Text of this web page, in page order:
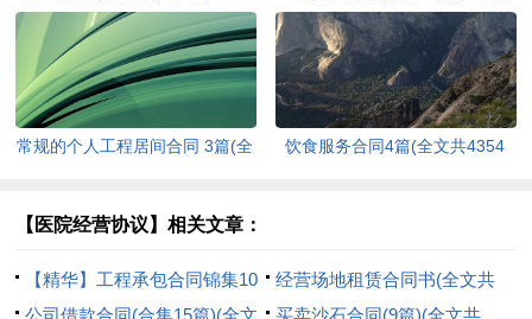
字)
22580字)
常规的个人工程居间合同 3篇(全
饮食服务合同4篇(全文共4354
【医院经营协议】相关文章：
【精华】工程承包合同锦集10
篇(全文共26887字)
经营场地租赁合同书(全文共
1626字)
公司借款合同(合集15篇)(全文 买卖沙石合同(9篇)(全文共